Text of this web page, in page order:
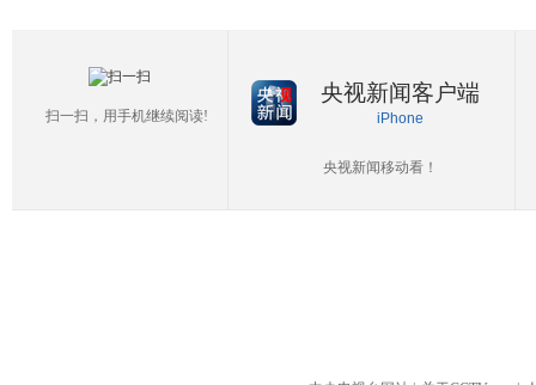
扫一扫，用手机继续阅读!
央视新闻客户端
iPhone
央视新闻移动看！